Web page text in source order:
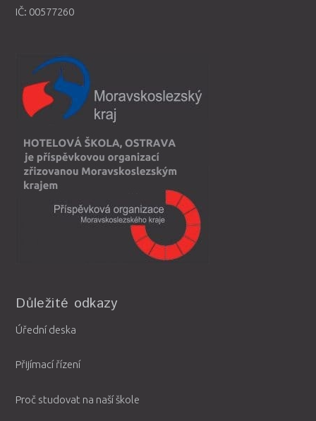
IČ: 00577260
Důležité odkazy
Úřední deska
Přijímací řízení
Proč studovat na naší škole